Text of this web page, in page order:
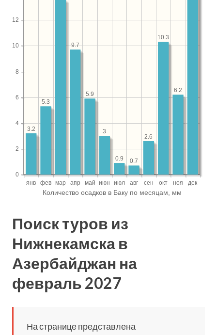
Поиск туров из
Нижнекамска в
Азербайджан на
февраль 2027
На странице представлена